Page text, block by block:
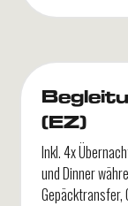
(EZ)
Inkl. 4x
und Dinner